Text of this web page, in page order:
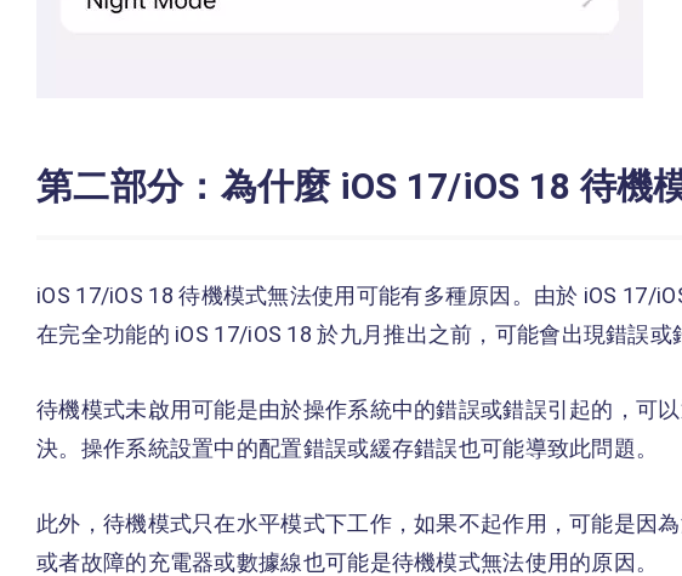
第二部分：為什麼 iOS 17/iOS 18 待機
iOS 17/iOS 18 待機模式無法使用可能有多種原因。由於 iOS 17/
在完全功能的 iOS 17/iOS 18 於九月推出之前，可能會出現錯誤或
待機模式未啟用可能是由於操作系統中的錯誤或錯誤引起的，可
決。操作系統設置中的配置錯誤或緩存錯誤也可能導致此問題。
此外，待機模式只在水平模式下工作，如果不起作用，可能是因
或者故障的充電器或數據線也可能是待機模式無法使用的原因。